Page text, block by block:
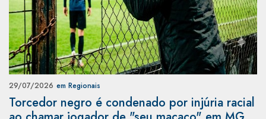
29/07/2026 em Regionais
Torcedor negro é condenado por injúria racial